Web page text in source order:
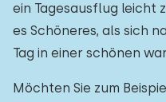
ein Tagesausflug leicht
es Schöneres, als sich
Tag in einer schönen
Möchten Sie zum